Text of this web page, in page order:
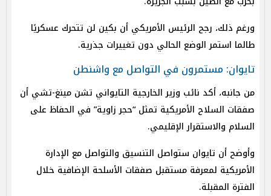
ورغم ذلك، رجح الرئيس الأمريكي أن بكين لن تتحرك عسكريًا
طالما استمر الوضع الحالي دون تغييرات جذرية.
تايوان: مستمرون في التواصل مع واشنطن
من جانبه، أكد نائب وزير الخارجية التايواني تشن مينغ-تشي أن
صفقات السلاح الأمريكية تمثل “حجر زاوية” في الحفاظ على
السلام والاستقرار الإقليمي.
وأوضح أن تايوان ستواصل التنسيق والتواصل مع الإدارة
الأمريكية لمعرفة مستقبل صفقات الأسلحة الإضافية خلال
الفترة المقبلة.